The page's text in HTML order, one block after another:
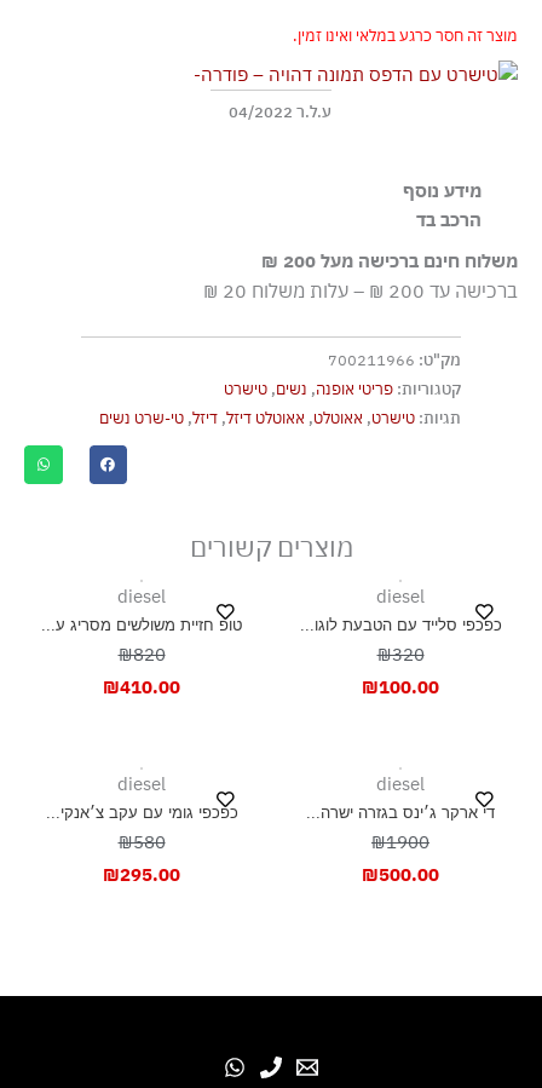
מוצר זה חסר כרגע במלאי ואינו זמין.
ע.ל.ר 04/2022
מידע נוסף
Regular fit Ribbed crew neck
הרכב בד
משלוח חינם ברכישה מעל 200 ₪
ברכישה עד 200 ₪ – עלות משלוח 20 ₪
מק"ט: 700211966
קטגוריות: פריטי אופנה, נשים, טישרט
תגיות: טישרט, אאוטלט, אאוטלט דיזל, דיזל, טי-שרט נשים
מוצרים קשורים
diesel
כפכפי סלייד עם הטבעת לוגו...
₪320
₪100.00
diesel
טופ חזיית משולשים מסריג ע...
₪820
₪410.00
diesel
די ארקר ג׳ינס בגזרה ישרה...
₪1900
₪500.00
diesel
כפכפי גומי עם עקב צ׳אנקי...
₪580
₪295.00